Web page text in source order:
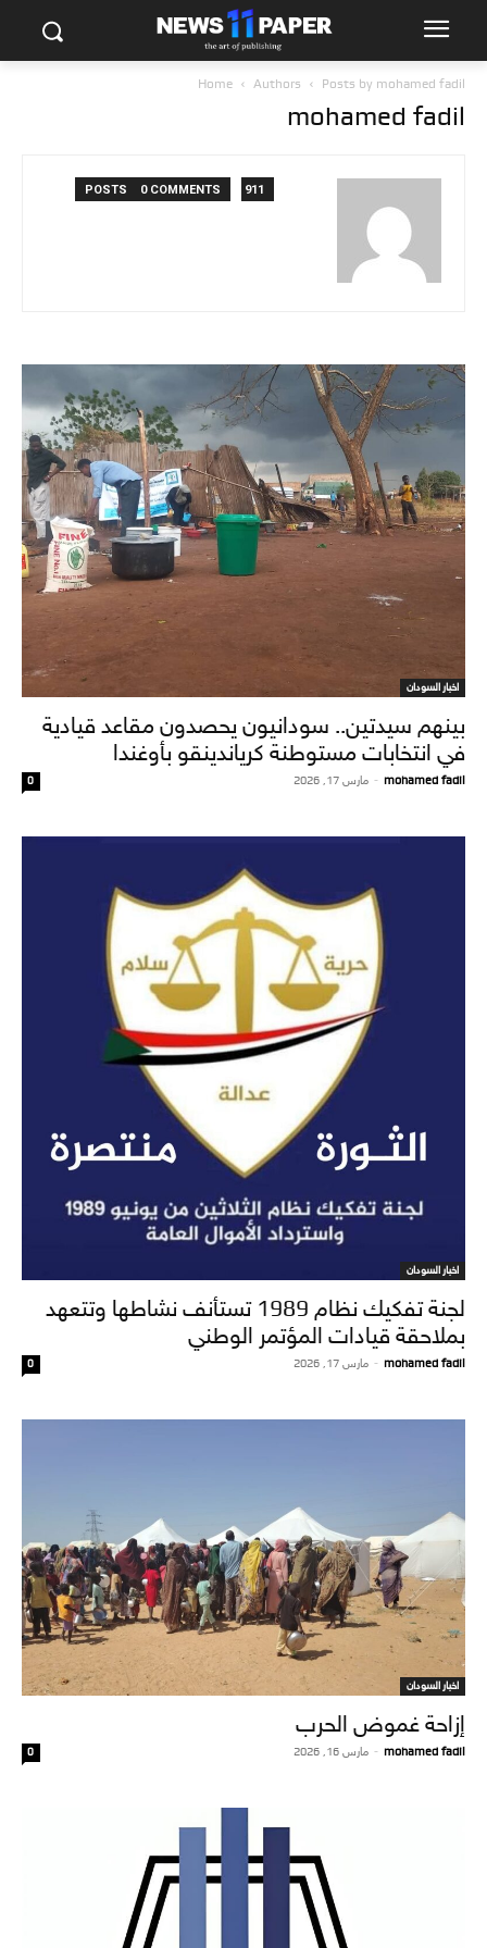
Home Authors Posts by mohamed fadil
mohamed fadil
911 POSTS
0 COMMENTS
اخبار السودان
بينهم سيدتين.. سودانيون يحصدون مقاعد قيادية
في انتخابات مستوطنة كرياندينقو بأوغندا
mohamed fadil
- مارس 17, 2026 0
اخبار السودان
لجنة تفكيك نظام 1989 تستأنف نشاطها وتتعهد
بملاحقة قيادات المؤتمر الوطني
mohamed fadil
- مارس 17, 2026 0
اخبار السودان
إزاحة غموض الحرب
mohamed fadil
- مارس 16, 2026 0